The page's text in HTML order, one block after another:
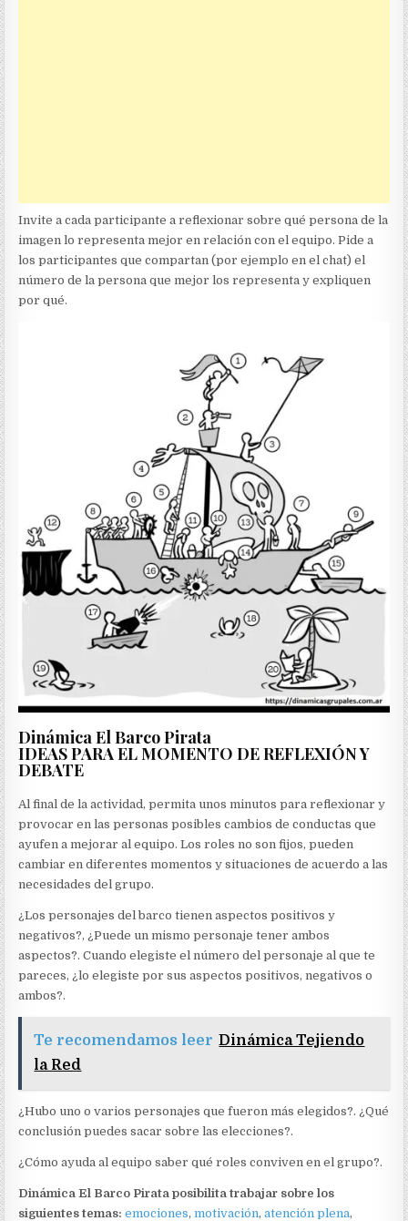
Invite a cada participante a reflexionar sobre qué persona de la
imagen lo representa mejor en relación con el equipo. Pide a
los participantes que compartan (por ejemplo en el chat) el
número de la persona que mejor los representa y expliquen
por qué.
Dinámica El Barco Pirata
IDEAS PARA EL MOMENTO DE REFLEXIÓN Y
DEBATE
Al final de la actividad, permita unos minutos para reflexionar y
provocar en las personas posibles cambios de conductas que
ayufen a mejorar al equipo. Los roles no son fijos, pueden
cambiar en diferentes momentos y situaciones de acuerdo a las
necesidades del grupo.
¿Los personajes del barco tienen aspectos positivos y
negativos?, ¿Puede un mismo personaje tener ambos
aspectos?. Cuando elegiste el número del personaje al que te
pareces, ¿lo elegiste por sus aspectos positivos, negativos o
ambos?.
Te recomendamos leer Dinámica Tejiendo
la Red
¿Hubo uno o varios personajes que fueron más elegidos?. ¿Qué
conclusión puedes sacar sobre las elecciones?.
¿Cómo ayuda al equipo saber qué roles conviven en el grupo?.
Dinámica El Barco Pirata posibilita trabajar sobre los
siguientes temas:emociones,motivación,atención plena,